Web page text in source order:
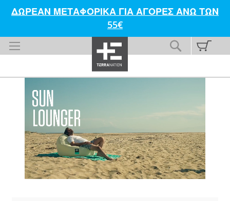
ΔΩΡΕΑΝ ΜΕΤΑΦΟΡΙΚΑ ΓΙΑ ΑΓΟΡΕΣ ΑΝΩ ΤΩΝ
55€
Skip
to
My
Search